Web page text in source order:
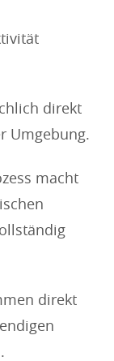
direkt
Umgebung.
macht
direkt